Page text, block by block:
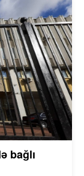
bağlı